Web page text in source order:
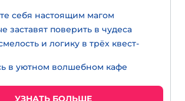
себя настоящим магом
заставят поверить в чудеса
и логику в трёх квест-
в уютном волшебном кафе
УЗНАТЬ БОЛЬШЕ